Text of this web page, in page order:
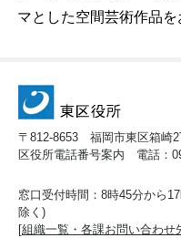
マとした空間芸術作品を
〒812-8653 福岡市東区箱崎2
区役所電話番号案内 電話：
窓口受付時間：8時45分から
除く)
[組織一覧・各課お問い合わせ